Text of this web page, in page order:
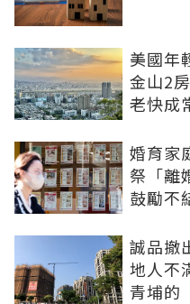
美國年
金山2
老快成
婚育家
祭「離
鼓勵不
誠品撤
地人不
青埔的